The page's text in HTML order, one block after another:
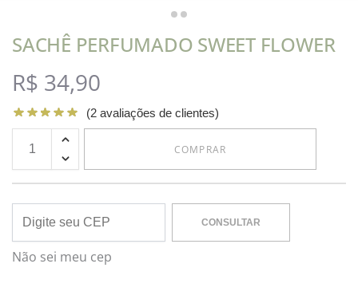
SACHÊ PERFUMADO SWEET FLOWER
R$ 34,90
(2 avaliações de clientes)
COMPRAR
CONSULTAR
Não sei meu cep